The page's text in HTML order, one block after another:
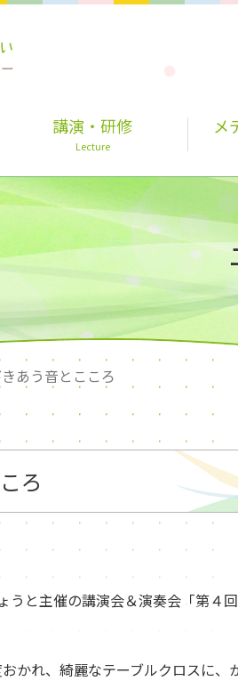
講演・研修
Lecture
メ
あう音とこころ
ろ
と主催の講演会＆演奏会「第４
かれ、綺麗なテーブルクロスに